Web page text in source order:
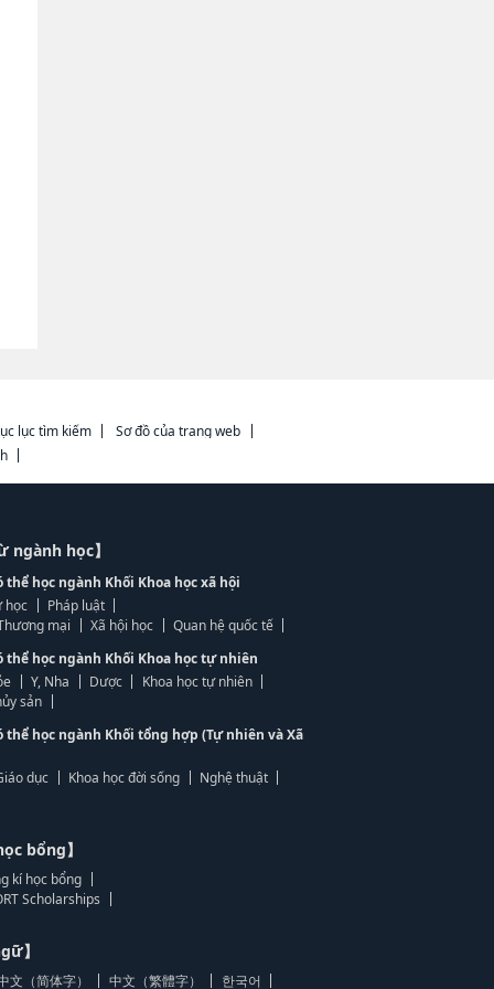
lục tìm kiếm
Sơ đồ của trang web
học】
học ngành Khối Khoa học xã hội
học
Pháp luật
mại
Xã hội học
Quan hệ quốc tế
thể học ngành Khối Khoa học tự nhiên
Y, Nha Dược
Khoa học tự nhiên
sản
thể học ngành Khối tổng hợp (Tự nhiên và Xã
dục Khoa học đời sống Nghệ thuật
bổng】
kí học bổng
Scholarships
】
文（简体字） 中文（繁體字） 한국어